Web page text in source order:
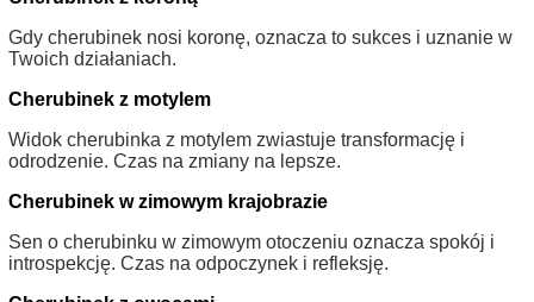
Gdy cherubinek nosi koronę, oznacza to sukces i uznanie w
Twoich działaniach.
Cherubinek z motylem
Widok cherubinka z motylem zwiastuje transformację i
odrodzenie. Czas na zmiany na lepsze.
Cherubinek w zimowym krajobrazie
Sen o cherubinku w zimowym otoczeniu oznacza spokój i
introspekcję. Czas na odpoczynek i refleksję.